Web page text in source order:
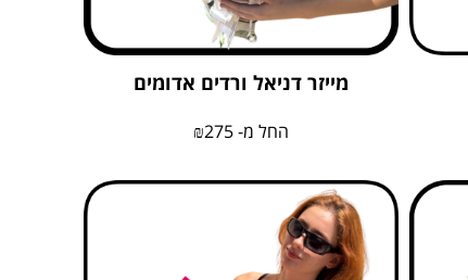
מייזר דניאל ורדים אדומים
החל מ- ₪275